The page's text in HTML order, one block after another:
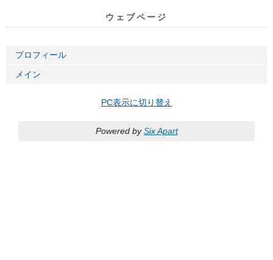
ウェブページ
プロフィール
メイン
PC表示に切り替え
Powered bySix Apart